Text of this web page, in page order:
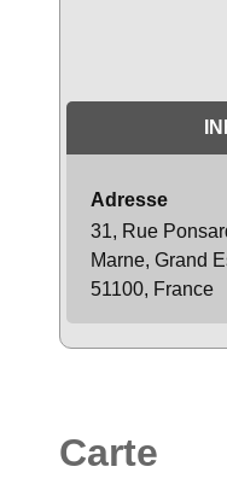
Adresse
31, Rue
Marne, Grand
51100, France
Carte